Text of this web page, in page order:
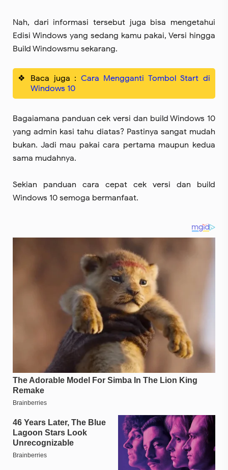
Nah, dari informasi tersebut juga bisa mengetahui
Edisi Windows yang sedang kamu pakai, Versi hingga
Build Windowsmu sekarang.
Baca juga : Cara Mengganti Tombol Start di
Windows 10
Bagaiamana panduan cek versi dan build Windows 10
yang admin kasi tahu diatas? Pastinya sangat mudah
bukan. Jadi mau pakai cara pertama maupun kedua
sama mudahnya.
Sekian panduan cara cepat cek versi dan build
Windows 10 semoga bermanfaat.